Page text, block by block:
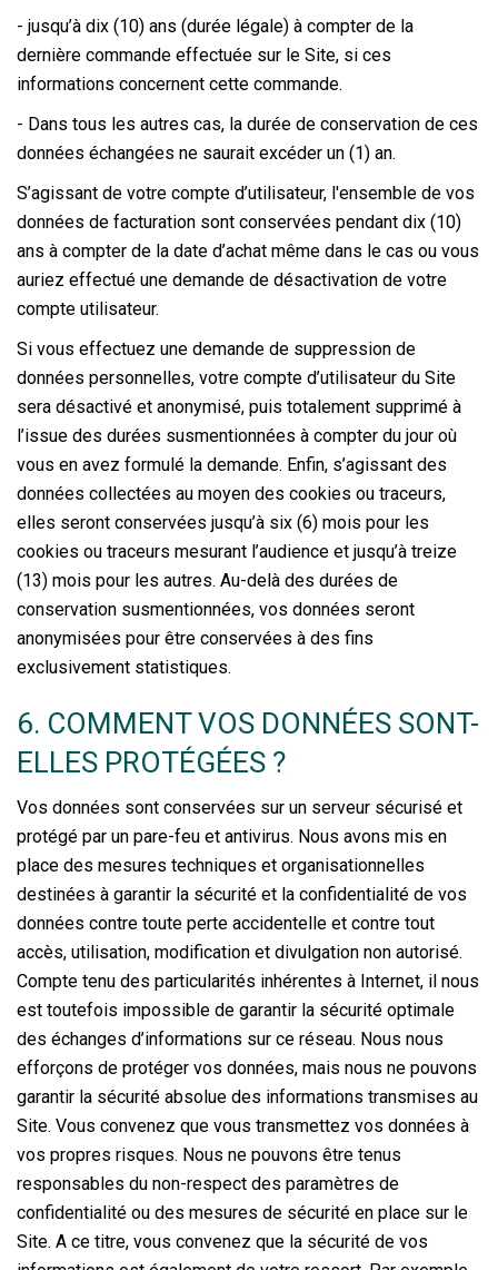
- jusqu’à dix (10) ans (durée légale) à compter de la
dernière commande effectuée sur le Site, si ces
informations concernent cette commande.
- Dans tous les autres cas, la durée de conservation de ces
données échangées ne saurait excéder un (1) an.
S’agissant de votre compte d’utilisateur, l'ensemble de vos
données de facturation sont conservées pendant dix (10)
ans à compter de la date d’achat même dans le cas ou vous
auriez effectué une demande de désactivation de votre
compte utilisateur.
Si vous effectuez une demande de suppression de
données personnelles, votre compte d’utilisateur du Site
sera désactivé et anonymisé, puis totalement supprimé à
l’issue des durées susmentionnées à compter du jour où
vous en avez formulé la demande. Enfin, s’agissant des
données collectées au moyen des cookies ou traceurs,
elles seront conservées jusqu’à six (6) mois pour les
cookies ou traceurs mesurant l’audience et jusqu’à treize
(13) mois pour les autres. Au-delà des durées de
conservation susmentionnées, vos données seront
anonymisées pour être conservées à des fins
exclusivement statistiques.
6. COMMENT VOS DONNÉES SONT-
ELLES PROTÉGÉES ?
Vos données sont conservées sur un serveur sécurisé et
protégé par un pare-feu et antivirus. Nous avons mis en
place des mesures techniques et organisationnelles
destinées à garantir la sécurité et la confidentialité de vos
données contre toute perte accidentelle et contre tout
accès, utilisation, modification et divulgation non autorisé.
Compte tenu des particularités inhérentes à Internet, il nous
est toutefois impossible de garantir la sécurité optimale
des échanges d’informations sur ce réseau. Nous nous
efforçons de protéger vos données, mais nous ne pouvons
garantir la sécurité absolue des informations transmises au
Site. Vous convenez que vous transmettez vos données à
vos propres risques. Nous ne pouvons être tenus
responsables du non-respect des paramètres de
confidentialité ou des mesures de sécurité en place sur le
Site. A ce titre, vous convenez que la sécurité de vos